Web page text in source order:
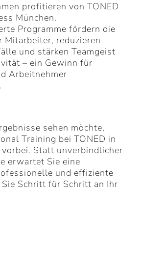
profitieren von TONED
München.
Programme fördern die
Mitarbeiter, reduzieren
und stärken Teamgeist
– ein Gewinn für
Arbeitnehmer
sehen möchte,
Training bei TONED in
Statt unverbindlicher
erwartet Sie eine
und effiziente
Schritt für Schritt an Ihr